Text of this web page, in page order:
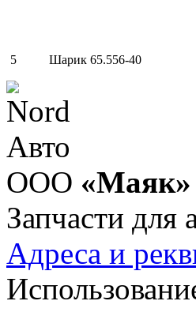
5 Шарик 65.556-40
ООО «Маяк»
Запчасти для
Адреса и